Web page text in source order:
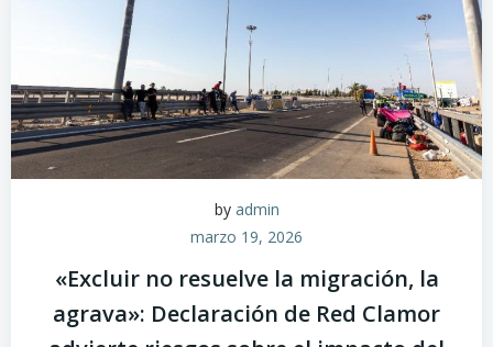
by admin
marzo 19, 2026
«Excluir no resuelve la migración, la
agrava»: Declaración de Red Clamor